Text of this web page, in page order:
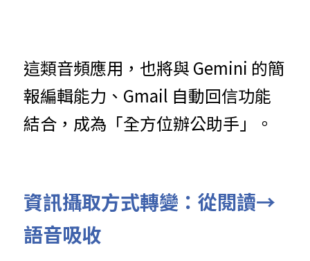
這類音頻應用，也將與 Gemini 的簡
報編輯能力、Gmail 自動回信功能
結合，成為「全方位辦公助手」。
資訊攝取方式轉變：從閱讀→
語音吸收